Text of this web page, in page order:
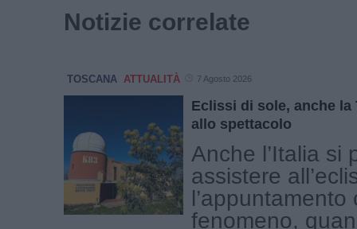
Notizie correlate
TOSCANA ATTUALITÀ 7 Agosto 2026
Eclissi di sole, anche la
allo spettacolo
Anche l’Italia si
assistere
l’appuntamento
fenomeno,